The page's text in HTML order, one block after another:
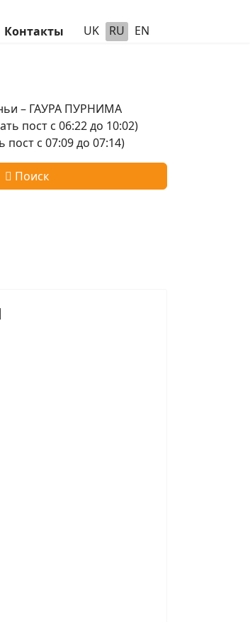
Контакты UK RU EN
– ГАУРА ПУРНИМА
пост с 06:22 до 10:02)
с 07:09 до 07:14)
Поиск